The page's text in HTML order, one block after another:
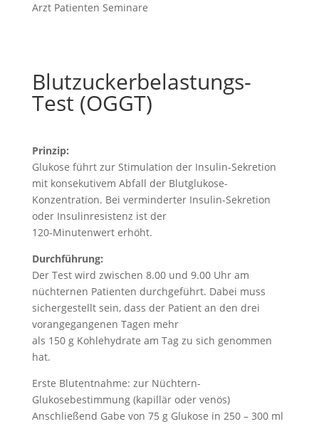
Arzt Patienten Seminare
Blutzuckerbelastungs-
Test (OGGT)
Prinzip:
Glukose führt zur Stimulation der Insulin-Sekretion
mit konsekutivem Abfall der Blutglukose-
Konzentration. Bei verminderter Insulin-Sekretion
oder Insulinresistenz ist der
120-Minutenwert erhöht.
Durchführung:
Der Test wird zwischen 8.00 und 9.00 Uhr am
nüchternen Patienten durchgeführt. Dabei muss
sichergestellt sein, dass der Patient an den drei
vorangegangenen Tagen mehr
als 150 g Kohlehydrate am Tag zu sich genommen
hat.
Erste Blutentnahme: zur Nüchtern-
Glukosebestimmung (kapillär oder venös)
Anschließend Gabe von 75 g Glukose in 250 – 300 ml